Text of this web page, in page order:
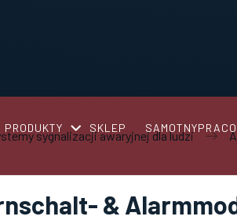
PRODUKTY SKLEP
sygnalizacji awaryjnej dla ludzi
&